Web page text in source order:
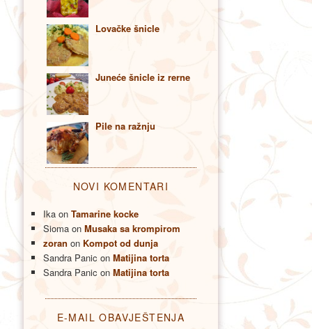
Lovačke šnicle
Juneće šnicle iz rerne
Pile na ražnju
NOVI KOMENTARI
Ikaon Tamarine kocke
Siomaon Musaka sa krompirom
zoran on Kompot od dunja
Sandra Panic on Matijina torta
Sandra Panic on Matijina torta
E-MAIL OBAVJEŠTENJA